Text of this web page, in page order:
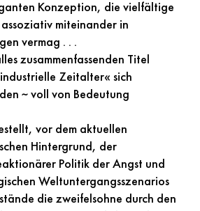
Konzeption, die vielfältige
miteinander in
vermag . . .
zusammenfassenden Titel
Zeitalter« sich
~ voll von Bedeutung
vor dem aktuellen
Hintergrund, der
Politik der Angst und
Weltuntergangsszenarios
die zweifelsohne durch den